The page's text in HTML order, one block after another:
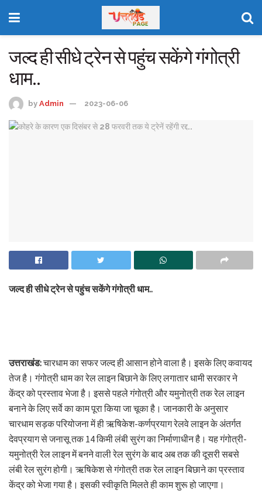
जल्द ही सीधे ट्रेन से पहुंच सकेंगे गंगोत्री
धाम..
by Admin 2023-06-06
जल्द ही सीधे ट्रेन से पहुंच सकेंगे गंगोत्री धाम..
उत्तराखंड:चारधाम का सफर जल्द ही आसान होने वाला है। इसके लिए कवायद
तेज है। गंगोत्री धाम का रेल लाइन बिछाने के लिए लगातार धामी सरकार ने
केंद्र को प्रस्ताव भेजा है। इससे पहले गंगोत्री और यमुनोत्री तक रेल लाइन
बनाने के लिए सर्वे का काम पूरा किया जा चूका है। जानकारी के अनुसार
चारधाम सड़क परियोजना में ही ऋषिकेश-कर्णप्रयाग रेलवे लाइन के अंतर्गत
देवप्रयाग से जनासू तक 14 किमी लंबी सुरंग का निर्माणाधीन है। यह गंगोत्री-
यमुनोत्री रेल लाइन में बनने वाली रेल सुरंग के बाद अब तक की दूसरी सबसे
लंबी रेल सुरंग होगी। ऋषिकेश से गंगोत्री तक रेल लाइन बिछाने का प्रस्ताव
केंद्र को भेजा गया है। इसकी स्वीकृति मिलते ही काम शुरू हो जाएगा।